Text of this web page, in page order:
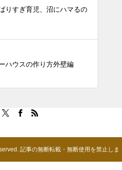
りすぎ育児、沼にハマるの
ハウスの作り方外壁編
記事の無断転載・無断使用を禁止しま